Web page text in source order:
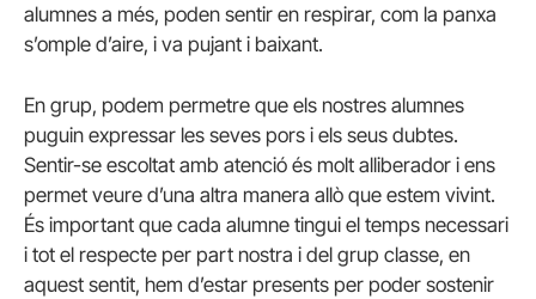
alumnes a més, poden sentir en respirar, com la panxa
s’omple d’aire, i va pujant i baixant.
En grup, podem permetre que els nostres alumnes
puguin expressar les seves pors i els seus dubtes.
Sentir-se escoltat amb atenció és molt alliberador i ens
permet veure d’una altra manera allò que estem vivint.
És important que cada alumne tingui el temps necessari
i tot el respecte per part nostra i del grup classe, en
aquest sentit, hem d’estar presents per poder sostenir